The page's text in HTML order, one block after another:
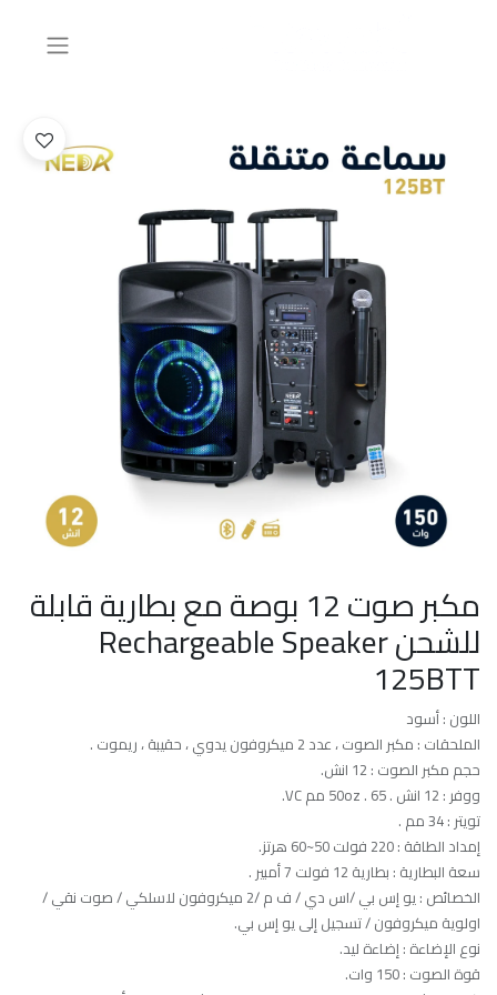
مكبر صوت 12 بوصة مع بطارية قابلة
للشحن Rechargeable Speaker
125BTT
اللون : أسود
الملحقات : مكبر الصوت ، عدد 2 ميكروفون يدوي ، حقيبة ، ريموت .
حجم مكبر الصوت : 12 انش.
ووفر : 12 انش . 50oz . 65 مم VC.
تويتر : 34 مم .
إمداد الطاقة : 220 فولت 50~60 هرتز.
سعة البطارية : بطارية 12 فولت 7 أمبير .
الخصائص : يو إس بي /اس دي / ف م /2 ميكروفون لاسلكي / صوت نقي /
اولوية ميكروفون / تسجيل إلى يو إس بي.
نوع الإضاءة : إضاءة ليد.
قوة الصوت : 150 وات.